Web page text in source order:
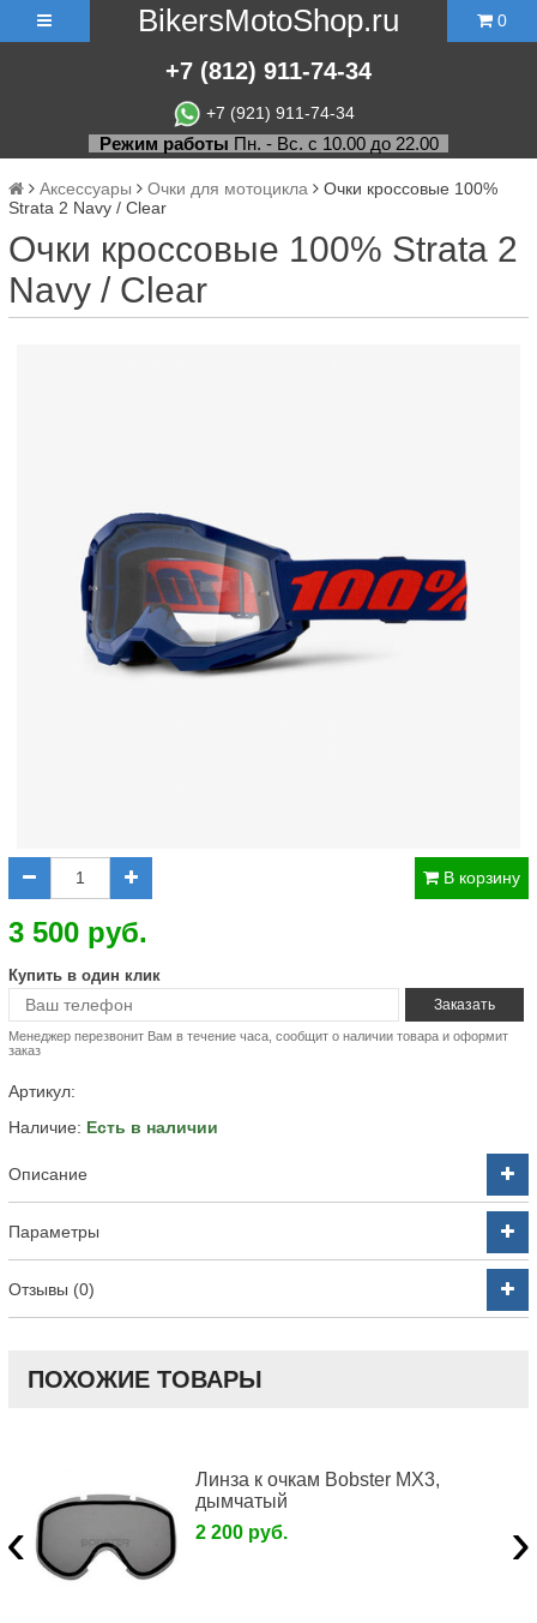
BikersMotoShop.ru
+7 (812) 911-74-34
+7 (921) 911-74-34
0
Режим работы Пн. - Вс. с 10.00 до 22.00
Аксессуары Очки для мотоцикла
Очки кроссовые 100%
Strata 2 Navy / Clear
Очки кроссовые 100% Strata 2
Navy / Clear
В корзину
3 500 руб.
Купить в один клик
Менеджер перезвонит Вам в течение часа, сообщит о наличии товара и оформит
заказ
Артикул:
Наличие: Есть в наличии
Описание
Параметры
Отзывы (0)
ПОХОЖИЕ ТОВАРЫ
Линза к очкам Bobster MX3,
дымчатый
2 200 руб.
‹ ›